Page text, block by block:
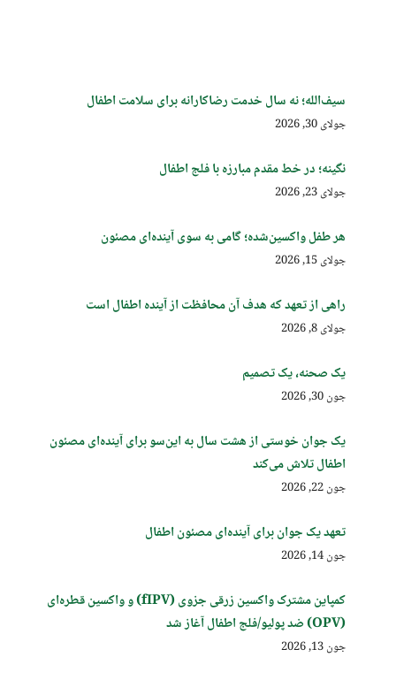
سیف‌الله؛ نه سال خدمت رضاکارانه برای سلامت اطفال
جولای 30, 2026
نگینه؛ در خط مقدم مبارزه با فلج اطفال
جولای 23, 2026
هر طفل واکسین‌شده؛ گامی به سوی آینده‌ای مصئون
جولای 15, 2026
راهی از تعهد که هدف آن محافظت از آینده اطفال است
جولای 8, 2026
یک صحنه، یک تصمیم
جون 30, 2026
یک جوان خوستی از هشت سال به این‌سو برای آینده‌ای مصئون
اطفال تلاش می‌کند
جون 22, 2026
تعهد یک جوان برای آینده‌ای مصئون اطفال
جون 14, 2026
کمپاین مشترک واکسین زرقی جزوی (fIPV) و واکسین قطره‌ای
(OPV) ضد پولیو/فلج اطفال آغاز شد
جون 13, 2026